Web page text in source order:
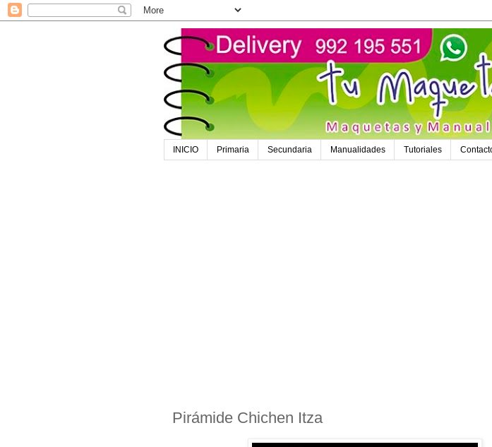
INICIO Primaria Secundaria Manualidades Tutoriales
Pirámide Chichen Itza